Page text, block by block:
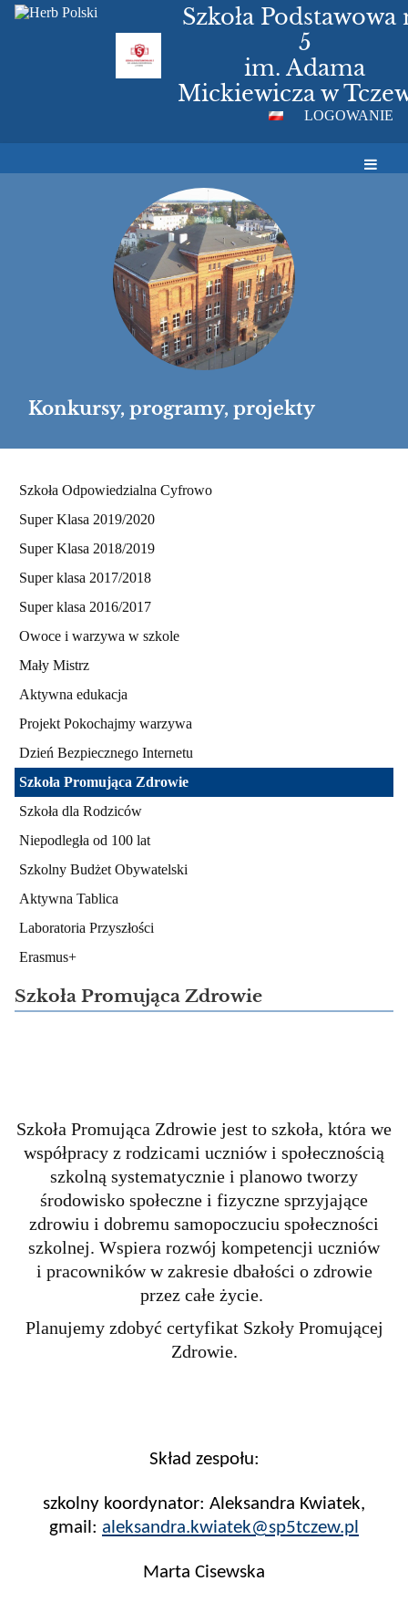
Szkoła Podstawowa
5
im. Adama
Mickiewicza w
LOGOWANIE
Konkursy, programy, projekty
Konkursy,
programy,
projekty
Szkoła Odpowiedzialna Cyfrowo
Super Klasa 2019/2020
Super Klasa 2018/2019
Super klasa 2017/2018
Super klasa 2016/2017
Owoce i warzywa w szkole
Mały Mistrz
Aktywna edukacja
Projekt Pokochajmy warzywa
Dzień Bezpiecznego Internetu
Szkoła Promująca Zdrowie
Szkoła dla Rodziców
Niepodległa od 100 lat
Szkolny Budżet Obywatelski
Aktywna Tablica
Laboratoria Przyszłości
Erasmus+
Szkoła Promująca Zdrowie
Szkoła Promująca Zdrowie jest to szkoła, która we
współpracy z rodzicami uczniów i społecznością
szkolną systematycznie i planowo tworzy
środowisko społeczne i fizyczne sprzyjające
zdrowiu i dobremu samopoczuciu społeczności
szkolnej. Wspiera rozwój kompetencji uczniów
i pracowników w zakresie dbałości o zdrowie
przez całe życie.
Planujemy zdobyć certyfikat Szkoły Promującej
Zdrowie.
Skład zespołu:
szkolny koordynator: Aleksandra Kwiatek,
gmail: aleksandra.kwiatek@sp5tczew.pl
Marta Cisewska